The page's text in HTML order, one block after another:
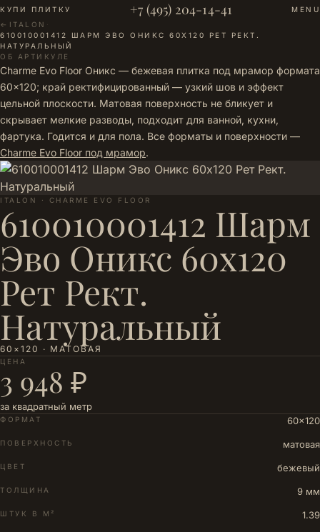
КУПИ ПЛИТКУ +7 (495) 204-14-41
MENU
← ITALON ·
610010001412 ШАРМ ЭВО ОНИКС 60Х120 РЕТ РЕКТ.
НАТУРАЛЬНЫЙ
ОБ АРТИКУЛЕ
Charme Evo Floor Оникс — бежевая плитка под мрамор формата
60×120; край ректифицированный — узкий шов и эффект
цельной плоскости. Матовая поверхность не бликует и
скрывает мелкие разводы, подходит для ванной, кухни,
фартука. Годится и для пола. Все форматы и поверхности —
Charme Evo Floor под мрамор.
ITALON · CHARME EVO FLOOR
610010001412 Шарм
Эво Оникс 60х120
Рет Рект.
Натуральный
60×120 · МАТОВАЯ
ЦЕНА
3 948 ₽
за квадратный метр
ФОРМАТ 60×120
ПОВЕРХНОСТЬ матовая
ЦВЕТ бежевый
ТОЛЩИНА 9 мм
ШТУК В М² 1.39